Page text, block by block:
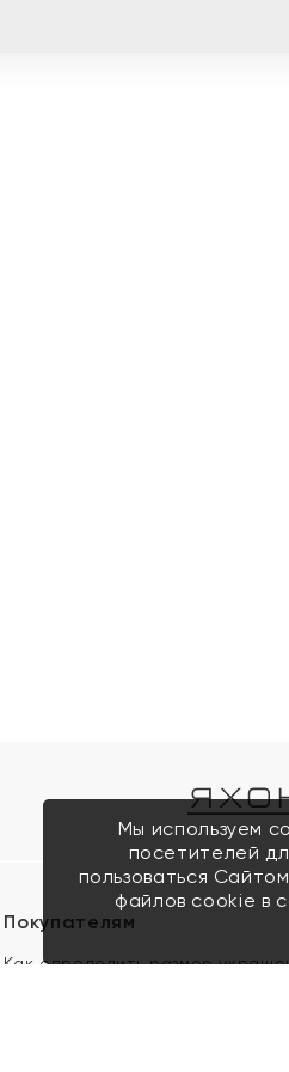
Покупателям
Как определить размер
Мы используем
посетителей
пользоваться
файлов cookie в